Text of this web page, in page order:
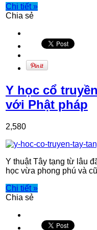
Chi tiết »
Chia sẻ
Y học cổ
với Phật pháp
2,580
Y thuật Tây tạng từ lâu
học vừa phong phú và
Chi tiết »
Chia sẻ